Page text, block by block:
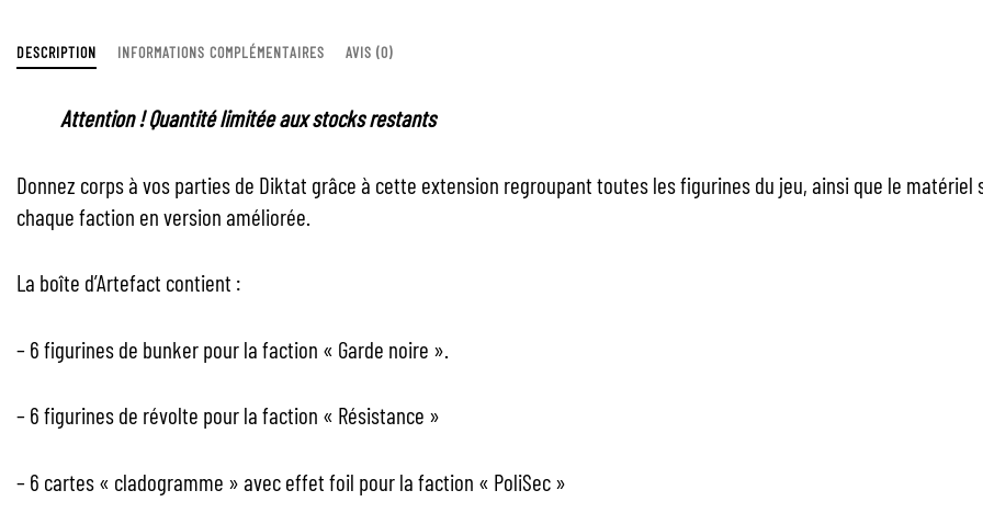
DESCRIPTION INFORMATIONS COMPLÉMENTAIRES AVIS (0)
Attention ! Quantité limitée aux stocks restants
Donnez corps à vos parties de Diktat grâce à cette extension regroupant toutes les figurines du jeu, ainsi que le matériel
chaque faction en version améliorée.
La boîte d’Artefact contient :
– 6 figurines de bunker pour la faction « Garde noire ».
– 6 figurines de révolte pour la faction « Résistance »
– 6 cartes « cladogramme » avec effet foil pour la faction « PoliSec »